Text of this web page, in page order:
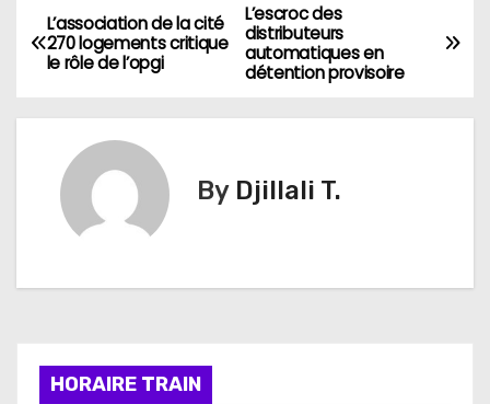
N
a
v
t
o
L’escroc des
distributeurs
automatiques en
détention provisoire
L’association de la cité
270 logements critique
le rôle de l’opgi
By Djillali T.
HORAIRE TRAIN